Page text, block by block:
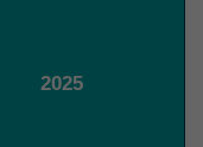
2025